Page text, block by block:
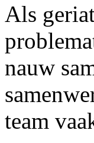
Als
nauw
team